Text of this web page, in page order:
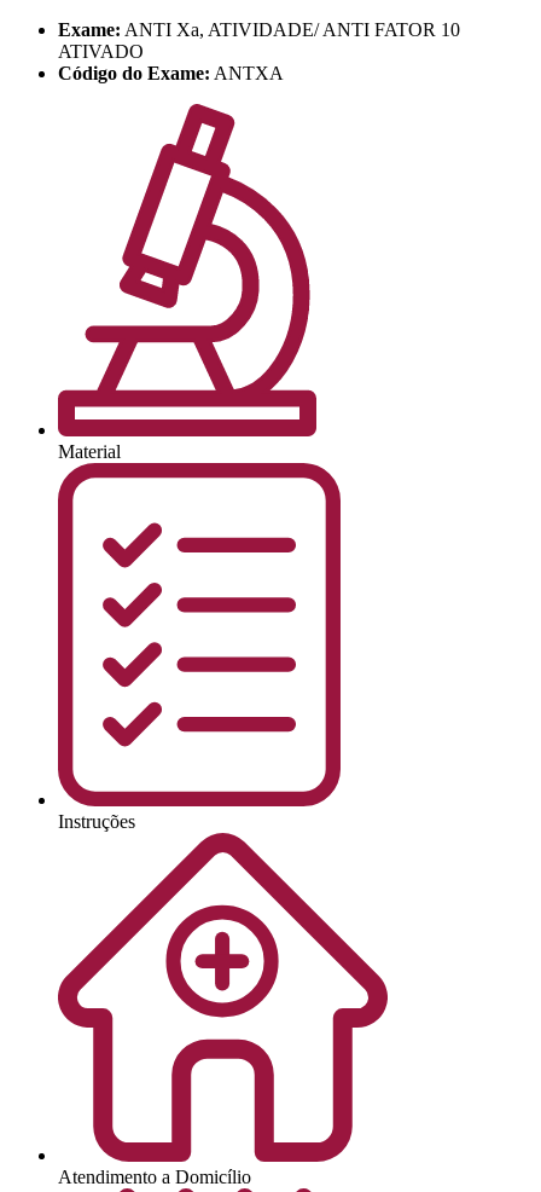
Exame: ANTI Xa, ATIVIDADE/ ANTI FATOR 10
ATIVADO
Código do Exame: ANTXA
Material
Instruções
Atendimento a Domicílio